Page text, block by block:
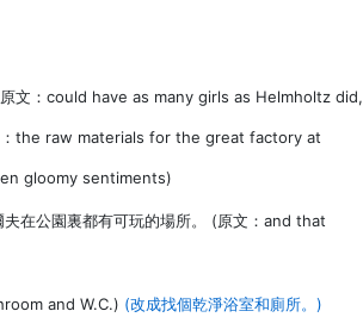
原文：could have as many girls as Helmholtz did,
：the raw materials for the great factory at
gloomy sentiments)
在公園裏都有可玩的場所。 (原文：and that
and W.C.) (改成找個乾淨浴室和廁所。)